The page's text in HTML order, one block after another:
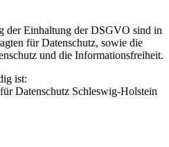
der Einhaltung der DSGVO sind in
für Datenschutz, sowie die
und die Informationsfreiheit.
ist:
Datenschutz Schleswig-Holstein